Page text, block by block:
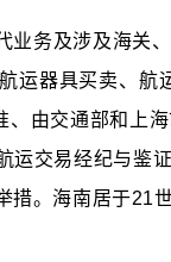
业务及涉及海关
运器具买卖、
、由交通部和
交易经纪与
。海南居于